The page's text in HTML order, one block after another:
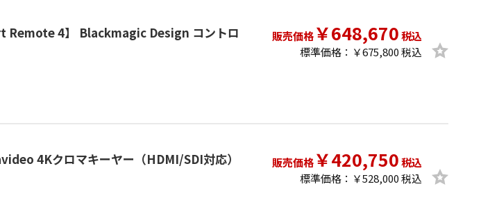
Remote 4】 Blackmagic Design コントロ
販売価格￥648,670税込
標準価格：￥675,800 税込
4Kクロマキーヤー（HDMI/SDI対応） 販売価格￥420,750税込
標準価格：￥528,000 税込